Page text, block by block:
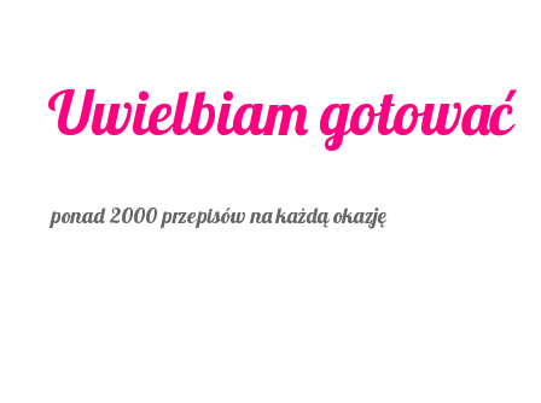
Uwielbiam gotować
ponad 2000 przepisów na każdą okazję